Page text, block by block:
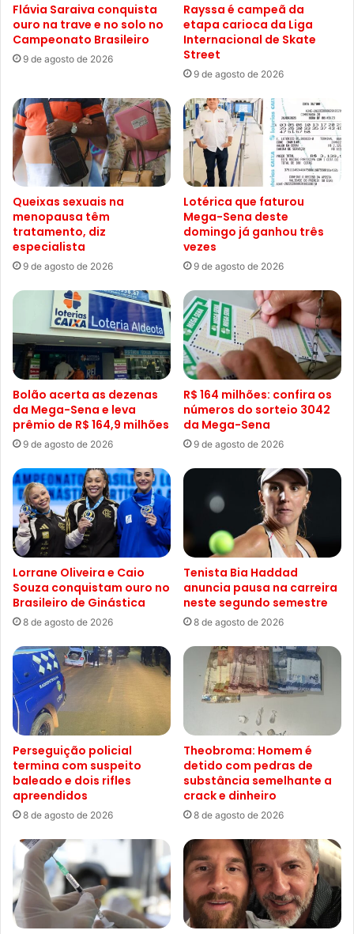
Flávia Saraiva conquista
ouro na trave e no solo no
Campeonato Brasileiro
9 de agosto de 2026
Rayssa é campeã da
etapa carioca da Liga
Internacional de Skate
Street
9 de agosto de 2026
Queixas sexuais na
menopausa têm
tratamento, diz
especialista
9 de agosto de 2026
Lotérica que faturou
Mega-Sena deste
domingo já ganhou três
vezes
9 de agosto de 2026
Bolão acerta as dezenas
da Mega-Sena e leva
prêmio de R$ 164,9 milhões
9 de agosto de 2026
R$ 164 milhões: confira os
números do sorteio 3042
da Mega-Sena
9 de agosto de 2026
Lorrane Oliveira e Caio
Souza conquistam ouro no
Brasileiro de Ginástica
8 de agosto de 2026
Tenista Bia Haddad
anuncia pausa na carreira
neste segundo semestre
8 de agosto de 2026
Perseguição policial
termina com suspeito
baleado e dois rifles
apreendidos
8 de agosto de 2026
Theobroma: Homem é
detido com pedras de
substância semelhante a
crack e dinheiro
8 de agosto de 2026